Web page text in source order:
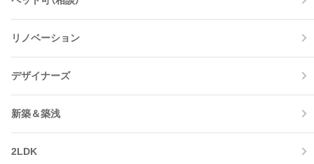
リノベーション
デザイナーズ
新築＆築浅
2LDK